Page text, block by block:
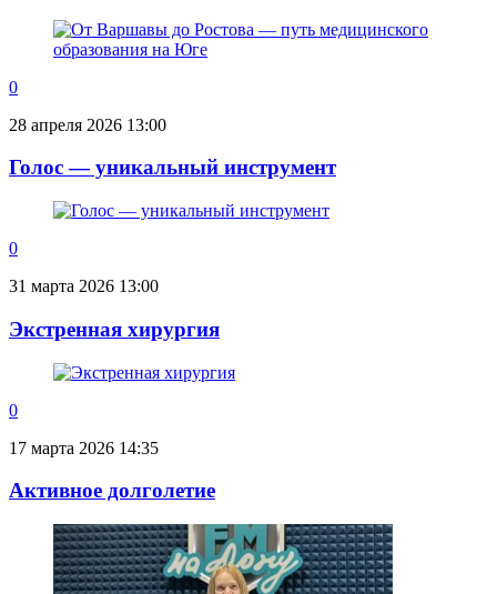
0
28 апреля 2026 13:00
Голос — уникальный инструмент
0
31 марта 2026 13:00
Экстренная хирургия
0
17 марта 2026 14:35
Активное долголетие